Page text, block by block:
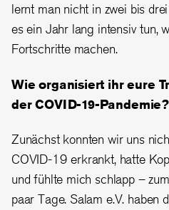
lernt man nicht in zwei bis
es ein Jahr lang intensiv tun,
Fortschritte machen.
Wie organisiert ihr eure
der COVID-19-Pandemie?
Zunächst konnten wir uns
COVID-19 erkrankt, hatte
und fühlte mich schlapp –
paar Tage. Salam e.V. haben